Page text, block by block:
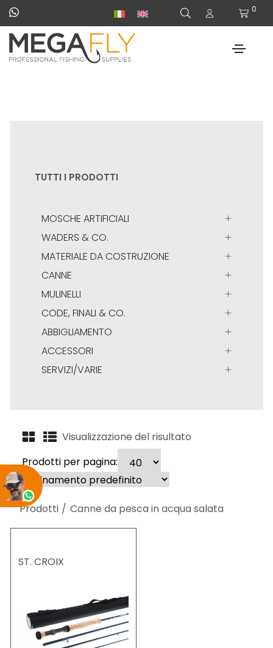
0
TUTTI I PRODOTTI
MOSCHE ARTIFICIALI
WADERS & CO.
MATERIALE DA COSTRUZIONE
CANNE
MULINELLI
CODE, FINALI & CO.
ABBIGLIAMENTO
ACCESSORI
SERVIZI/VARIE
Visualizzazione del risultato
Prodotti per pagina:
Prodotti Canne da pesca in acqua salata
ST. CROIX